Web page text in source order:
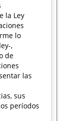
la Ley
lo
,
de
las
sus
períodos